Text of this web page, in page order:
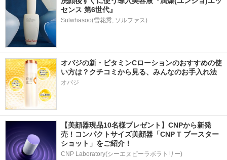
センス 第6世代』
オバジの新・ビタミンCローションのおすすめの使
い方は？クチコミから見る、みんなのお手入れ法
オバジ
【美顔器現品10名様プレゼント】CNPから新発
売！コンパクトサイズ美顔器「CNP T ブースター
ショット」をご紹介！
CNP Laboratory(シーエヌピーラボラトリー)